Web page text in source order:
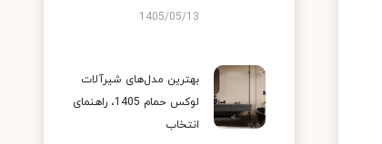
1405/05/13
بهترین مدل‌های شیرآلات
لوکس حمام 1405، راهنمای
انتخاب